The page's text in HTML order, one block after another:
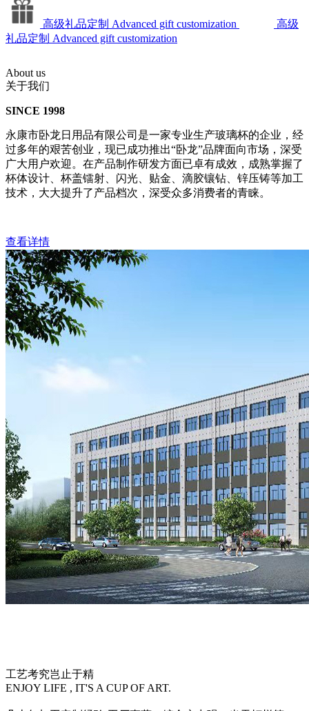
高级礼品定制 Advanced gift customization
高级
礼品定制 Advanced gift customization
About us
关于我们
SINCE 1998
永康市卧龙日用品有限公司是一家专业生产玻璃杯的企业，经
过多年的艰苦创业，现已成功推出“卧龙”品牌面向市场，深受
广大用户欢迎。在产品制作研发方面已卓有成效，成熟掌握了
杯体设计、杯盖镭射、闪光、贴金、滴胶镶钻、锌压铸等加工
技术，大大提升了产品档次，深受众多消费者的青睐。
查看详情
工艺考究岂止于精
ENJOY LIFE , IT'S A CUP OF ART.